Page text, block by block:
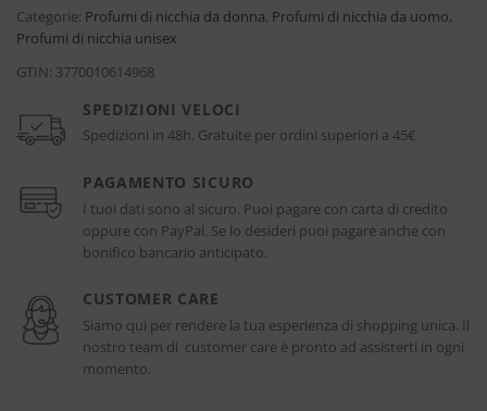
Categorie: Profumi di nicchia da donna, Profumi di nicchia da uomo,
Profumi di nicchia unisex
GTIN: 3770010614968
SPEDIZIONI VELOCI
Spedizioni in 48h. Gratuite per ordini superiori a 45€
PAGAMENTO SICURO
I tuoi dati sono al sicuro. Puoi pagare con carta di credito
oppure con PayPal. Se lo desideri puoi pagare anche con
bonifico bancario anticipato.
CUSTOMER CARE
Siamo qui per rendere la tua esperienza di shopping unica. Il
nostro team di customer care è pronto ad assisterti in ogni
momento.